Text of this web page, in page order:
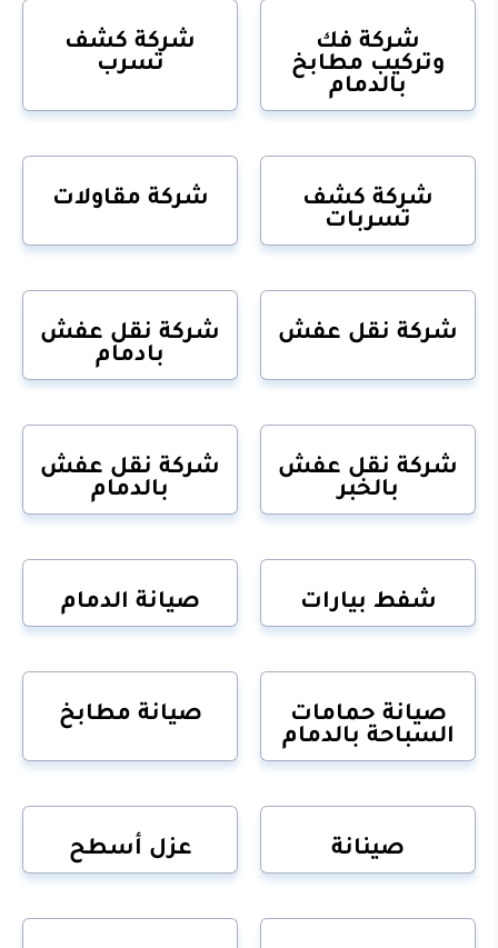
شركة فك
وتركيب مطابخ
بالدمام
شركة كشف
تسرب
شركة كشف
تسربات
شركة مقاولات
شركة نقل عفش
شركة نقل عفش
بادمام
شركة نقل عفش
بالخبر
شركة نقل عفش
بالدمام
شفط بيارات صيانة الدمام
صيانة حمامات
السباحة بالدمام
صيانة مطابخ
صينانة عزل أسطح